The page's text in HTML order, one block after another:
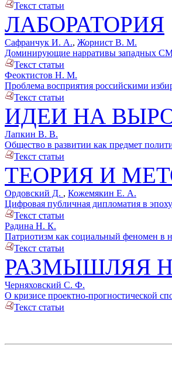
Текст статьи
ЛАБОРАТОРИЯ
Сафранчук И. А., Жорнист В. М.
Доминирующие нарративы западных
Текст статьи
Феоктистов Н. М.
Проблема восприятия российскими
Текст статьи
ИДЕИ НА
Лапкин В. В.
Общество в развитии как предмет
Текст статьи
ТЕОРИЯ И
Ордовский Д. , Кожемякин Е. А.
Цифровая публичная дипломатия в
Текст статьи
Радина Н. К.
Патриотизм как социальный феномен в
Текст статьи
РАЗМЫШЛЯЯ
Черняховский С. Ф.
О кризисе проектно-прогностической
Текст статьи